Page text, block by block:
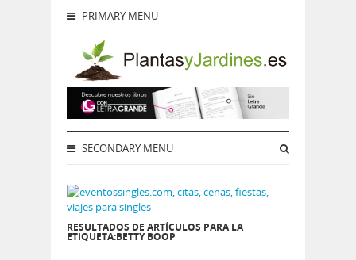
PRIMARY MENU
SECONDARY MENU
RESULTADOS DE ARTÍCULOS PARA LA
ETIQUETA:BETTY BOOP